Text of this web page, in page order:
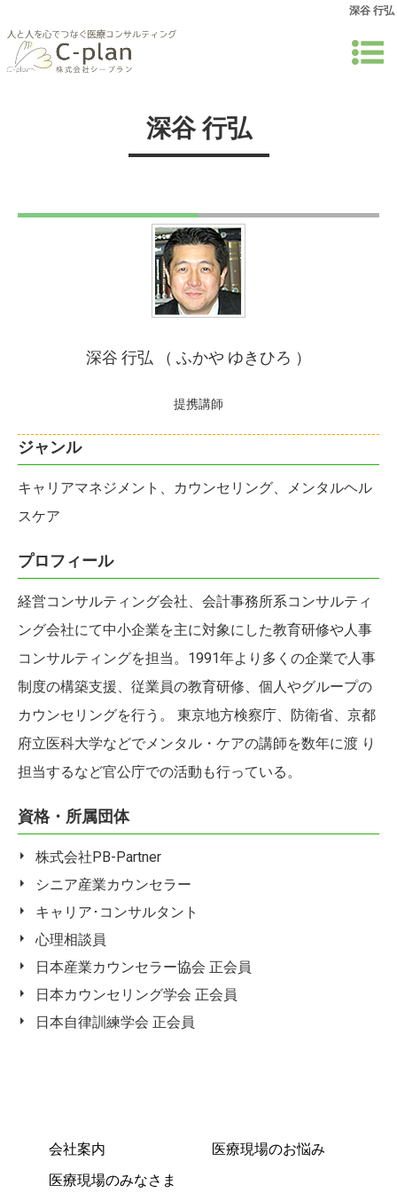
深谷 行弘
深谷 行弘
深谷 行弘 （ ふかや ゆきひろ ）
提携講師
ジャンル
キャリアマネジメント、カウンセリング、メンタルヘル
スケア
プロフィール
経営コンサルティング会社、会計事務所系コンサルティ
ング会社にて中小企業を主に対象にした教育研修や人事
コンサルティングを担当。1991年より多くの企業で人事
制度の構築支援、従業員の教育研修、個人やグループの
カウンセリングを行う。 東京地方検察庁、防衛省、京都
府立医科大学などでメンタル・ケアの講師を数年に渡 り
担当するなど官公庁での活動も行っている。
資格・所属団体
株式会社PB-Partner
シニア産業カウンセラー
キャリア･コンサルタント
心理相談員
日本産業カウンセラー協会 正会員
日本カウンセリング学会 正会員
日本自律訓練学会 正会員
会社案内
医療現場のお悩み
医療現場のみなさま